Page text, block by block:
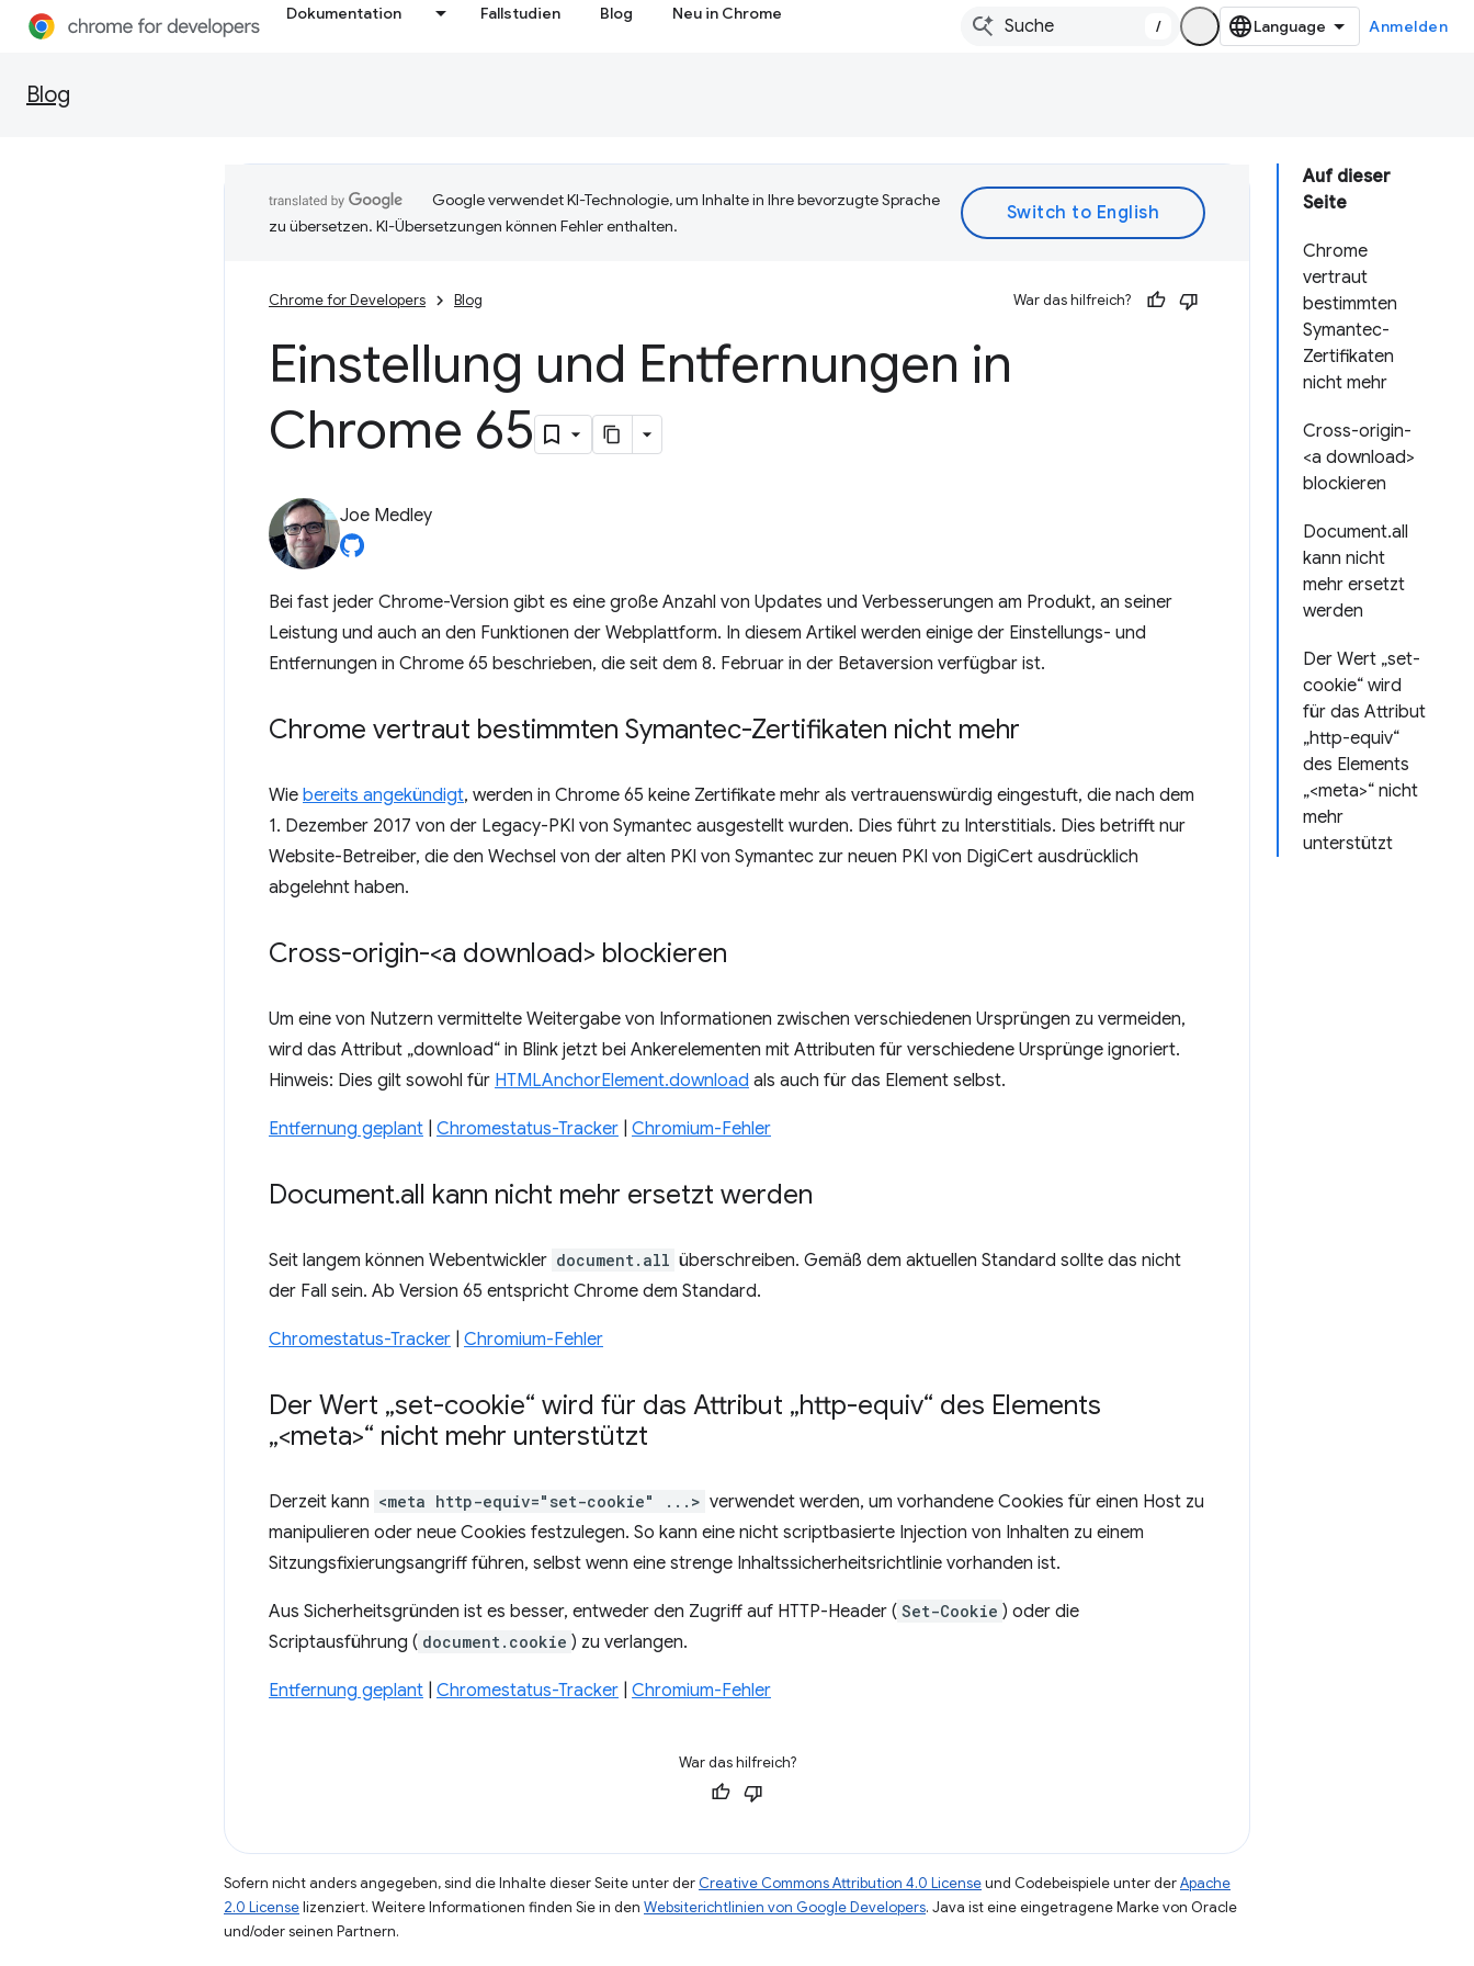
Dokumentation Fallstudien Blog Neu in Chrome
/ Anmelden
Blog
Auf dieser
Seite
Chrome
vertraut
bestimmten
Symantec-
Zertifikaten
nicht mehr
Cross-origin-
<a download>
blockieren
Document.all
kann nicht
mehr ersetzt
werden
Der Wert „set-
cookie“ wird
für das Attribut
„http-equiv“
des Elements
„<meta>“ nicht
mehr
unterstützt
Google verwendet KI-Technologie, um Inhalte in Ihre bevorzugte Sprache
zu übersetzen. KI-Übersetzungen können Fehler enthalten.
Chrome for Developers Blog War das hilfreich?
Einstellung und Entfernungen in
Chrome 65
Joe Medley
Bei fast jeder Chrome-Version gibt es eine große Anzahl von Updates und Verbesserungen am Produkt, an seiner
Leistung und auch an den Funktionen der Webplattform. In diesem Artikel werden einige der Einstellungs- und
Entfernungen in Chrome 65 beschrieben, die seit dem 8. Februar in der Betaversion verfügbar ist.
Chrome vertraut bestimmten Symantec-Zertifikaten nicht mehr
Wie bereits angekündigt, werden in Chrome 65 keine Zertifikate mehr als vertrauenswürdig eingestuft, die nach dem
1. Dezember 2017 von der Legacy-PKI von Symantec ausgestellt wurden. Dies führt zu Interstitials. Dies betrifft nur
Website-Betreiber, die den Wechsel von der alten PKI von Symantec zur neuen PKI von DigiCert ausdrücklich
abgelehnt haben.
Cross-origin-<a download> blockieren
Um eine von Nutzern vermittelte Weitergabe von Informationen zwischen verschiedenen Ursprüngen zu vermeiden,
wird das Attribut „download“ in Blink jetzt bei Ankerelementen mit Attributen für verschiedene Ursprünge ignoriert.
Hinweis: Dies gilt sowohl für HTMLAnchorElement.download als auch für das Element selbst.
Entfernung geplant Chromestatus-Tracker Chromium-Fehler
Document.all kann nicht mehr ersetzt werden
Seit langem können Webentwickler document.all überschreiben. Gemäß dem aktuellen Standard sollte das nicht
der Fall sein. Ab Version 65 entspricht Chrome dem Standard.
Chromestatus-Tracker Chromium-Fehler
Der Wert „set-cookie“ wird für das Attribut „http-equiv“ des Elements
„<meta>“ nicht mehr unterstützt
Derzeit kann <meta http-equiv="set-cookie" ...> verwendet werden, um vorhandene Cookies für einen Host zu
manipulieren oder neue Cookies festzulegen. So kann eine nicht scriptbasierte Injection von Inhalten zu einem
Sitzungsfixierungsangriff führen, selbst wenn eine strenge Inhaltssicherheitsrichtlinie vorhanden ist.
Aus Sicherheitsgründen ist es besser, entweder den Zugriff auf HTTP-Header ( Set-Cookie ) oder die
Scriptausführung ( document.cookie ) zu verlangen.
Entfernung geplant Chromestatus-Tracker Chromium-Fehler
War das hilfreich?
Sofern nicht anders angegeben, sind die Inhalte dieser Seite unter der Creative Commons Attribution 4.0 Licenseund Codebeispiele unter derApache
2.0 Licenselizenziert. Weitere Informationen finden Sie in den Websiterichtlinien von Google Developers. Java ist eine eingetragene Marke von Oracle
und/oder seinen Partnern.